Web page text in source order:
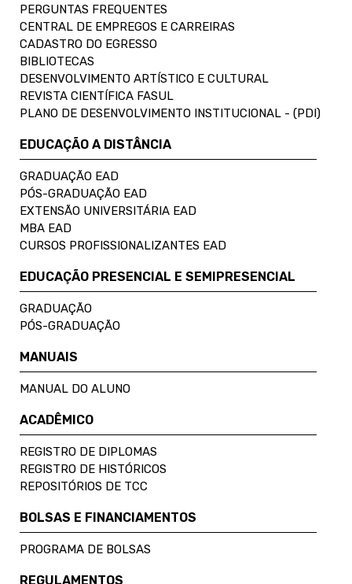
PERGUNTAS FREQUENTES
CENTRAL DE EMPREGOS E CARREIRAS
CADASTRO DO EGRESSO
BIBLIOTECAS
DESENVOLVIMENTO ARTÍSTICO E CULTURAL
REVISTA CIENTÍFICA FASUL
PLANO DE DESENVOLVIMENTO INSTITUCIONAL - (PDI)
EDUCAÇÃO A DISTÂNCIA
GRADUAÇÃO EAD
PÓS-GRADUAÇÃO EAD
EXTENSÃO UNIVERSITÁRIA EAD
MBA EAD
CURSOS PROFISSIONALIZANTES EAD
EDUCAÇÃO PRESENCIAL E SEMIPRESENCIAL
GRADUAÇÃO
PÓS-GRADUAÇÃO
MANUAIS
MANUAL DO ALUNO
ACADÊMICO
REGISTRO DE DIPLOMAS
REGISTRO DE HISTÓRICOS
REPOSITÓRIOS DE TCC
BOLSAS E FINANCIAMENTOS
PROGRAMA DE BOLSAS
REGULAMENTOS